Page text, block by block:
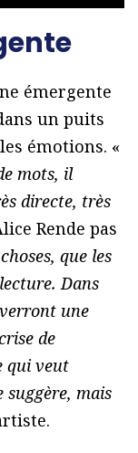
émergente
un puits
émotions. «
mots, il
directe, très
Rende pas
que les
Dans
une
de
qui veut
suggère, mais